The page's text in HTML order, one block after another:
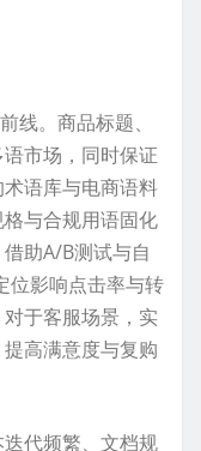
线。商品标题、
市场，同时保证
术语库与电商语料
与合规用语固化
助A/B测试与自
位影响点击率与转
于客服场景，实
高满意度与复购
代频繁、文档规